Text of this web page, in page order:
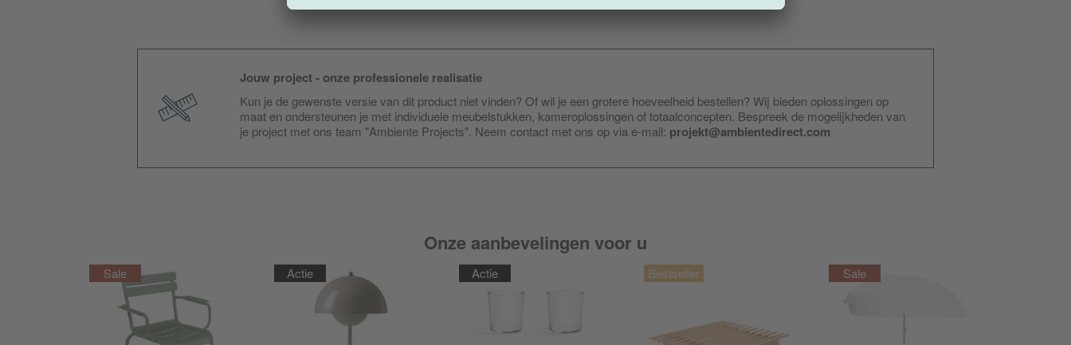
Jouw project - onze professionele realisatie
Kun je de gewenste versie van dit product niet vinden? Of wil je een grotere hoeveelheid bestellen? Wij bieden oplossingen op
maat en ondersteunen je met individuele meubelstukken, kameroplossingen of totaalconcepten. Bespreek de mogelijkheden van
je project met ons team "Ambiente Projects". Neem contact met ons op via e-mail: projekt@ambientedirect.com
Onze aanbevelingen voor u
Actie Actie